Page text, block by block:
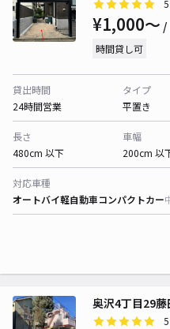
5
¥1,000〜 /
時間貸し可
貸出時間
24時間営業
タイプ
平置き
長さ
480cm 以下
車幅
200cm 以
対応車種
オートバイ軽自動車コンパクトカー
奥沢4丁目29
5